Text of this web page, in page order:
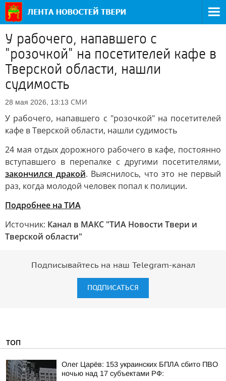
У рабочего, напавшего с
"розочкой" на посетителей кафе в
Тверской области, нашли
судимость
28 мая 2026, 13:13 СМИ
У рабочего, напавшего с "розочкой" на посетителей
кафе в Тверской области, нашли судимость
24 мая отдых дорожного рабочего в кафе, постоянно
вступавшего в перепалке с другими посетителями,
закончился дракой. Выяснилось, что это не первый
раз, когда молодой человек попал к полиции.
Подробнее на ТИА
Источник: Канал в МАКС "ТИА Новости Твери и
Тверской области"
Подписывайтесь на наш Telegram-канал
ПОДПИСАТЬСЯ
ТОП
Олег Царёв: 153 украинских БПЛА сбито ПВО
ночью над 17 субъектами РФ: